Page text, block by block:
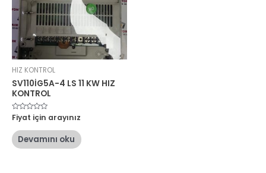
HIZ KONTROL
SV110İG5A-4 LS 11 KW HIZ
KONTROL
5
üzerinden
oy
aldı
Fiyat için arayınız
Devamını oku